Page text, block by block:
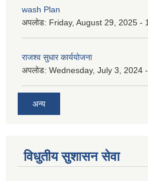
wash Plan
अपलोड: Friday, August 29, 2025 -
राजश्व सुधार कार्ययोजना
अपलोड: Wednesday, July 3, 2024
अन्य
विधुतीय सुशासन सेवा